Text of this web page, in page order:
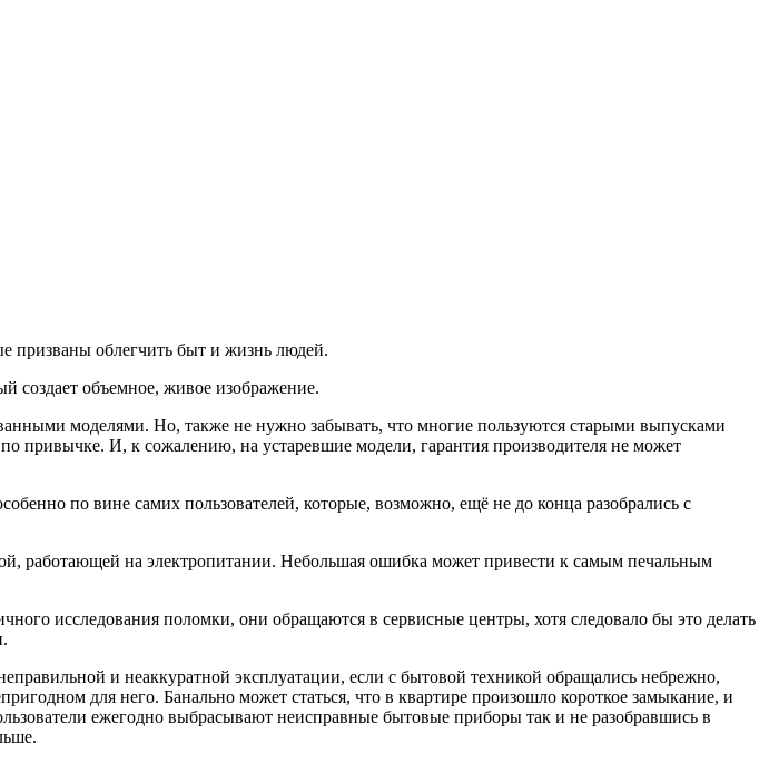
призваны облегчить быт и жизнь людей.
создает объемное, живое изображение.
моделями. Но, также не нужно забывать, что многие пользуются старыми выпусками
привычке. И, к сожалению, на устаревшие модели, гарантия производителя не может
по вине самих пользователей, которые, возможно, ещё не до конца разобрались с
работающей на электропитании. Небольшая ошибка может привести к самым печальным
исследования поломки, они обращаются в сервисные центры, хотя следовало бы это делать
и неаккуратной эксплуатации, если с бытовой техникой обращались небрежно,
для него. Банально может статься, что в квартире произошло короткое замыкание, и
ежегодно выбрасывают неисправные бытовые приборы так и не разобравшись в